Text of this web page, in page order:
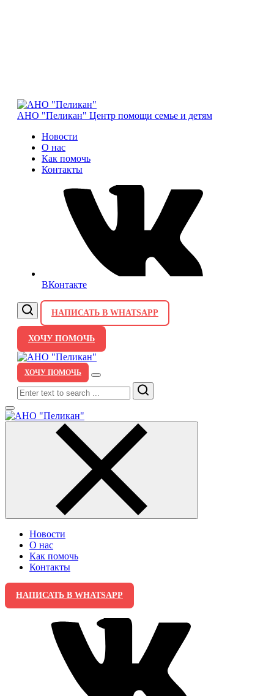
АНО "Пеликан" Центр помощи семье и детям
Новости
О нас
Как помочь
Контакты
ВКонтакте
НАПИСАТЬ В WHATSAPP
ХОЧУ ПОМОЧЬ
ХОЧУ ПОМОЧЬ
Search
Новости
О нас
Как помочь
Контакты
НАПИСАТЬ В WHATSAPP